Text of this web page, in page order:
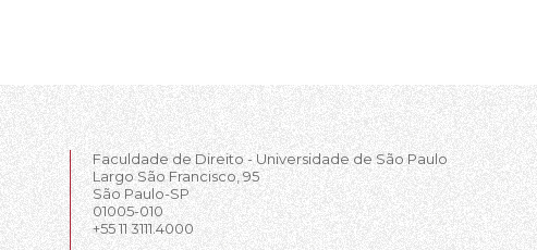
Faculdade de Direito - Universidade de São Paulo
Largo São Francisco, 95
São Paulo-SP
01005-010
+55 11 3111.4000